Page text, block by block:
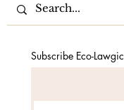
Subscribe Eco-Lawgic